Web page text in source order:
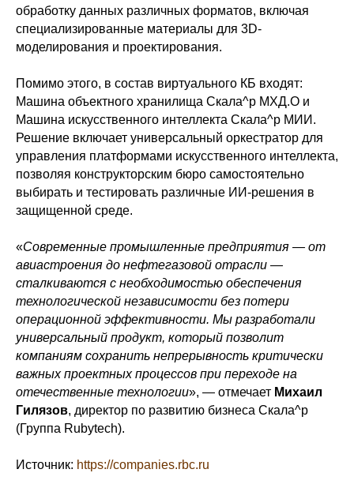
обработку данных различных форматов, включая
специализированные материалы для 3D-
моделирования и проектирования.
Помимо этого, в состав виртуального КБ входят:
Машина объектного хранилища Скала^р МХД.О и
Машина искусственного интеллекта Скала^р МИИ.
Решение включает универсальный оркестратор для
управления платформами искусственного интеллекта,
позволяя конструкторским бюро самостоятельно
выбирать и тестировать различные ИИ-решения в
защищенной среде.
«Современные промышленные предприятия — от
авиастроения до нефтегазовой отрасли —
сталкиваются с необходимостью обеспечения
технологической независимости без потери
операционной эффективности. Мы разработали
универсальный продукт, который позволит
компаниям сохранить непрерывность критически
важных проектных процессов при переходе на
отечественные технологии», — отмечает Михаил
Гилязов, директор по развитию бизнеса Скала^р
(Группа Rubytech).
Источник: https://companies.rbc.ru